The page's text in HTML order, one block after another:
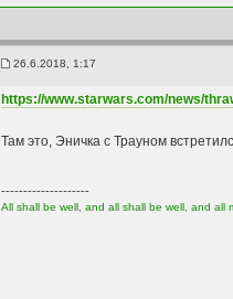
26.6.2018, 1:17
https://www.starwars.com/news/
Там это, Эничка с Трауном
--------------------
All shall be well, and all shall be well, and all